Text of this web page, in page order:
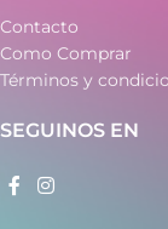
Contacto
Como Comprar
Términos y
SEGUINOS EN